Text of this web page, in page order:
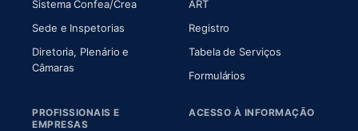
Sistema Confea/Crea(abre em nova aba)
Sede e Inspetorias
Diretoria, Plenário e
Câmaras(abre em nova aba)
ART(abre em nova aba)
Registro
Tabela de Serviços
Formulários
PROFISSIONAIS E
EMPRESAS
ACESSO À INFORMAÇÃO